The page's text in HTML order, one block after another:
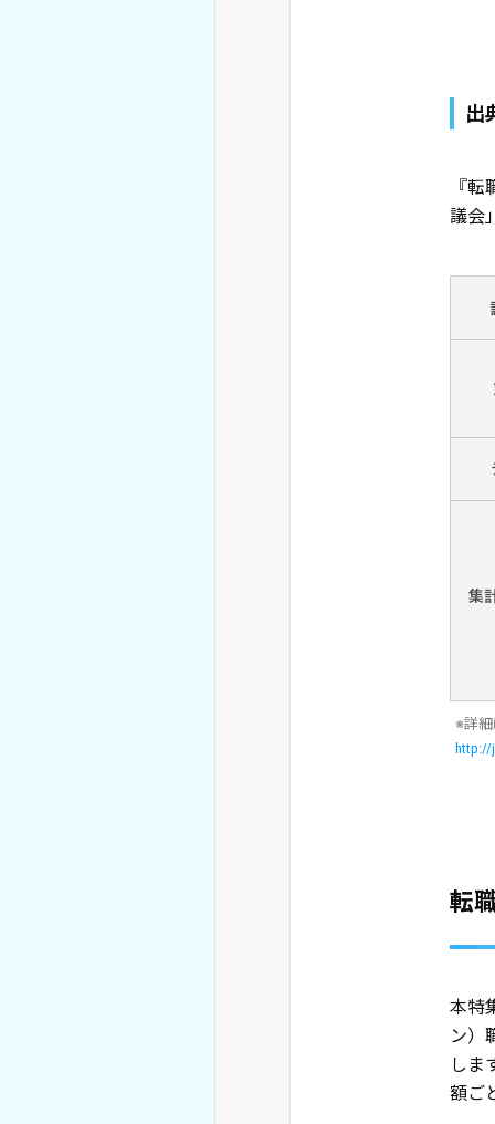
出
『
議会
※詳
http://
転
本特
ン）
しま
額ご